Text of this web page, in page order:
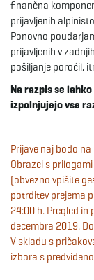
finančna
prijavljenih
Ponovno
prijavljenih v
pošiljanje poročil,
Na razpis se
izpolnjujejo vse
Prijave naj bodo
Obrazci s
(obvezno vpišite
potrditev prejema
24:00 h. Pregled in
decembra 2019.
V skladu s
izbora s